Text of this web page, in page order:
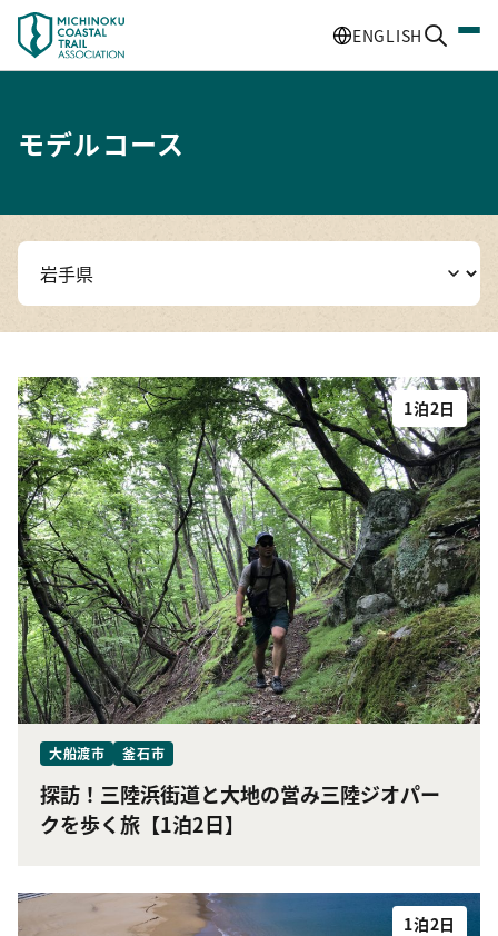
ENGLISH
モデルコース
1泊2日
大船渡市 釜石市
探訪！三陸浜街道と大地の営み三陸ジオパー
クを歩く旅【1泊2日】
1泊2日